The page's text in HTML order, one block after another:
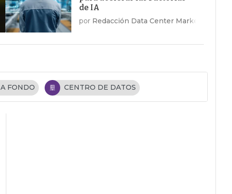
de IA
por Redacción Data Center Market
A FONDO CENTRO DE DATOS